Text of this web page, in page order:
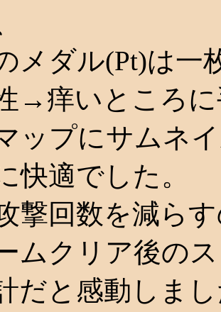
メダル(Pt)は一
→痒いところ
ップにサムネ
快適でした。
撃回数を減ら
ムクリア後の
だと感動しま